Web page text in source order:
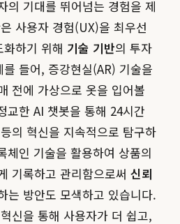
의 기대를 뛰어넘는 경험을 제
사용자 경험(UX)을 최우선
하기 위해 기술 기반의 투자
들어, 증강현실(AR) 기술을
전에 가상으로 옷을 입어볼
교한 AI 챗봇을 통해 24시간
의 혁신을 지속적으로 탐구하
체인 기술을 활용하여 상품의
기록하고 관리함으로써 신뢰
는 방안도 모색하고 있습니다.
신을 통해 사용자가 더 쉽고,